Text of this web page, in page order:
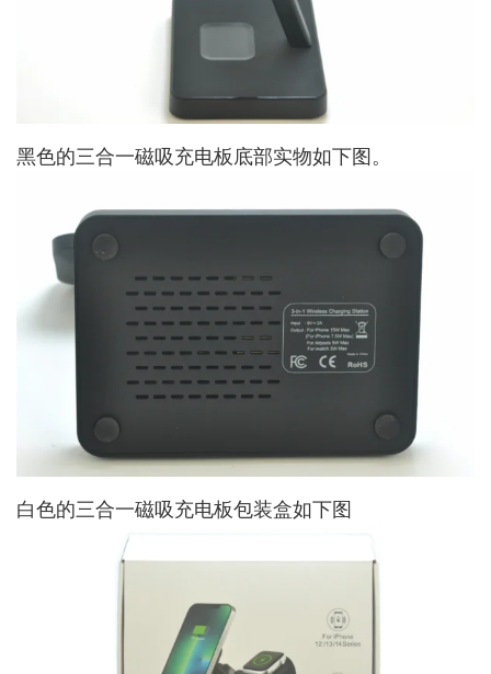
黑色的三合一磁吸充电板底部实物如下图。
白色的三合一磁吸充电板包装盒如下图